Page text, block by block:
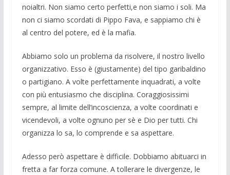
noialtri. Non siamo certo perfetti,e non siamo i soli. Ma
non ci siamo scordati di Pippo Fava, e sappiamo chi è
al centro del potere, ed è la mafia.
Abbiamo solo un problema da risolvere, il nostro livello
organizzativo. Esso è (giustamente) del tipo garibaldino
o partigiano. A volte perfettamente inquadrati, a volte
con più entusiasmo che disciplina. Coraggiosissimi
sempre, al limite dell’incoscienza, a volte coordinati e
vicendevoli, a volte ognuno per sè e Dio per tutti. Chi
organizza lo sa, lo comprende e sa aspettare.
Adesso però aspettare è difficile. Dobbiamo abituarci in
fretta a far forza comune. A tollerare le divergenze, le